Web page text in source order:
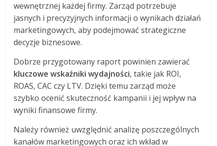
wewnętrznej każdej firmy. Zarząd potrzebuje
jasnych i precyzyjnych informacji o wynikach działań
marketingowych, aby podejmować strategiczne
decyzje biznesowe.
Dobrze przygotowany raport powinien zawierać
kluczowe wskaźniki wydajności, takie jak ROI,
ROAS, CAC czy LTV. Dzięki temu zarząd może
szybko ocenić skuteczność kampanii i jej wpływ na
wyniki finansowe firmy.
Należy również uwzględnić analizę poszczególnych
kanałów marketingowych oraz ich wkład w